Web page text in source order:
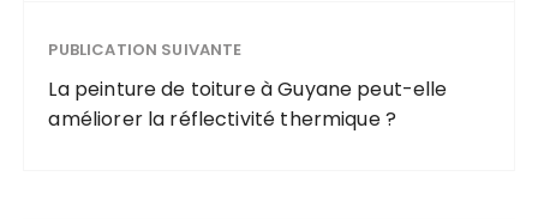
PUBLICATION SUIVANTE
La peinture de toiture à Guyane peut-elle
améliorer la réflectivité thermique ?